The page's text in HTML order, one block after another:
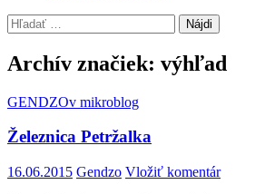
Hľadať:
Archív značiek: výhľad
GENDZOv mikroblog
Železnica Petržalka
16.06.2015 Gendzo Vložiť komentár